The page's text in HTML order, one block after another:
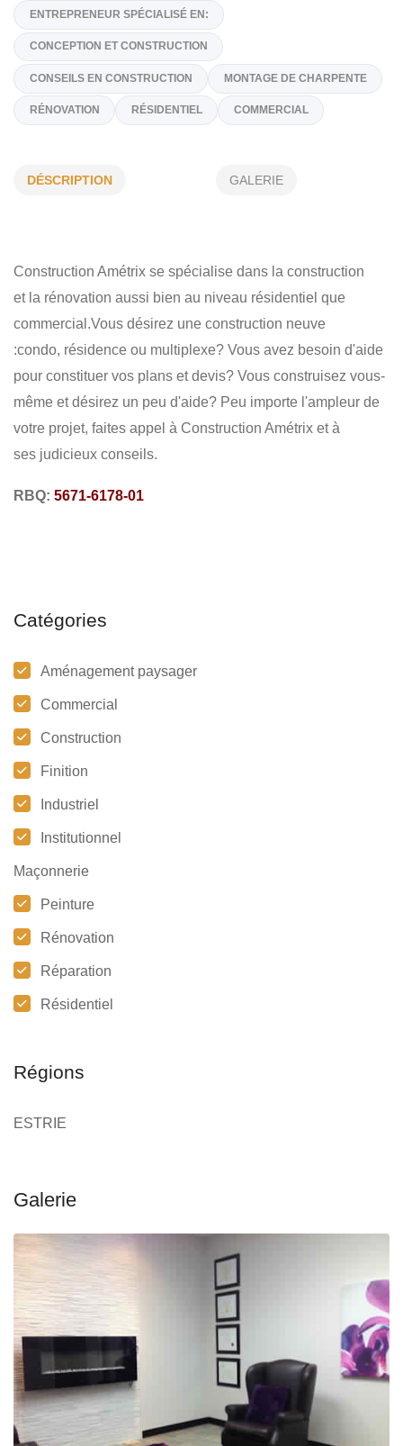
Sur demande
stephan-martel@hotmail.com
http://www.estrieconstruction.com
ENTREPRENEUR SPÉCIALISÉ EN:
RÉNOVATION RÉSIDENTIEL COMMERCIAL
DÉSCRIPTION GALERIE
Construction Amétrix se spécialise dans la construction
et la rénovation aussi bien au niveau résidentiel que
commercial.Vous désirez une construction neuve
:condo, résidence ou multiplexe? Vous avez besoin d'aide
pour constituer vos plans et devis? Vous construisez vous-
même et désirez un peu d'aide? Peu importe l'ampleur de
votre projet, faites appel à Construction Amétrix et à
ses judicieux conseils.
RBQ: 5671-6178-01
Catégories
Aménagement paysager
Commercial
Construction
Finition
Industriel
Institutionnel
Maçonnerie
Peinture
Rénovation
Réparation
Résidentiel
Régions
ESTRIE